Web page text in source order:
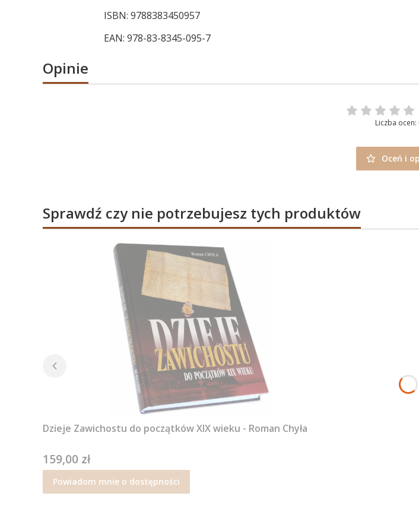
ISBN: 9788383450957
EAN: 978-83-8345-095-7
Opinie
Liczba ocen:
Oceń i
Sprawdź czy nie potrzebujesz tych produktów
Dzieje Zawichostu do początków XIX wieku - Roman Chyła
Cena
159,00 zł
Powiadom mnie o dostępności